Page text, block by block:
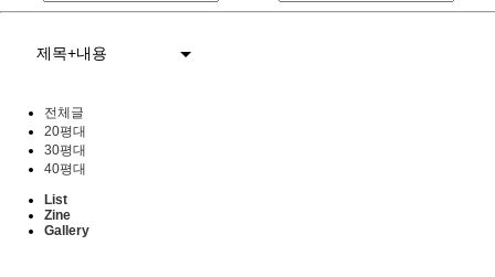
제목+내용
전체글
20평대
30평대
40평대
List
Zine
Gallery